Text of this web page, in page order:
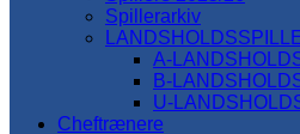
Spillerarkiv
A-
B-
U-
Cheftrænere